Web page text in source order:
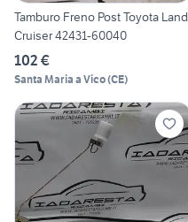
Tamburo Freno Post Toyota Land
Cruiser 42431-60040
102 €
Santa Maria a Vico(CE)